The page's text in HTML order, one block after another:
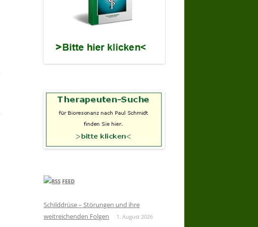
FEED
Schilddrüse – Störungen und ihre
weitreichenden Folgen
1. August 2026